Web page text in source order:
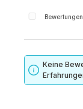
Keine